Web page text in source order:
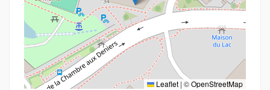
Leaflet | ©OpenStreetMap